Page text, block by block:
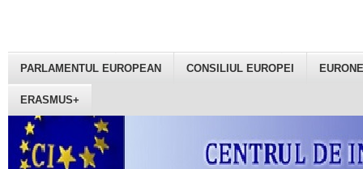
PARLAMENTUL EUROPEAN CONSILIUL EUROPEI
ERASMUS+